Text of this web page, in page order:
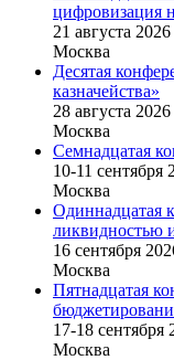
цифровизация
21 августа 2026
Москва
Десятая
казначейства»
28 августа 2026
Москва
Семнадцатая
10-11 сентября
Москва
Одиннадцатая
ликвидностью
16 cентября
Москва
Пятнадцатая
17-18 сентября
Москва